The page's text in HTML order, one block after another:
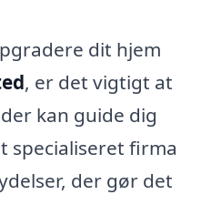
dit hjem
, er det vigtigt at
kan guide dig
specialiseret firma
der gør det